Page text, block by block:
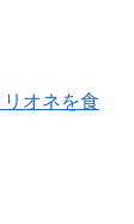
リオネを食